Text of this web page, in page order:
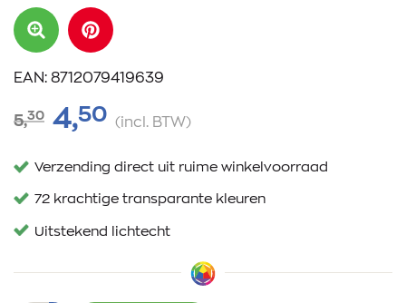
EAN: 8712079419639
5,30 4,50 (incl. BTW)
Verzending direct uit ruime winkelvoorraad
72 krachtige transparante kleuren
Uitstekend lichtecht